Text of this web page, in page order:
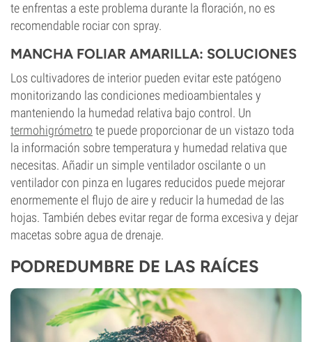
te enfrentas a este problema durante la floración, no es
recomendable rociar con spray.
MANCHA FOLIAR AMARILLA: SOLUCIONES
Los cultivadores de interior pueden evitar este patógeno
monitorizando las condiciones medioambientales y
manteniendo la humedad relativa bajo control. Un
termohigrómetro te puede proporcionar de un vistazo toda
la información sobre temperatura y humedad relativa que
necesitas. Añadir un simple ventilador oscilante o un
ventilador con pinza en lugares reducidos puede mejorar
enormemente el flujo de aire y reducir la humedad de las
hojas. También debes evitar regar de forma excesiva y dejar
macetas sobre agua de drenaje.
PODREDUMBRE DE LAS RAÍCES